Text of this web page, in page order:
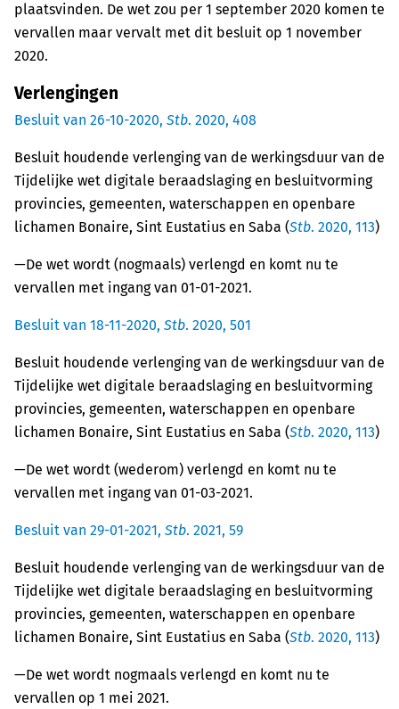
plaatsvinden. De wet zou per 1 september 2020 komen te
vervallen maar vervalt met dit besluit op 1 november
2020.
Verlengingen
Besluit van 26-10-2020, Stb. 2020, 408
Besluit houdende verlenging van de werkingsduur van de
Tijdelijke wet digitale beraadslaging en besluitvorming
provincies, gemeenten, waterschappen en openbare
lichamen Bonaire, Sint Eustatius en Saba (Stb. 2020, 113)
—De wet wordt (nogmaals) verlengd en komt nu te
vervallen met ingang van 01-01-2021.
Besluit van 18-11-2020, Stb. 2020, 501
Besluit houdende verlenging van de werkingsduur van de
Tijdelijke wet digitale beraadslaging en besluitvorming
provincies, gemeenten, waterschappen en openbare
lichamen Bonaire, Sint Eustatius en Saba (Stb. 2020, 113)
—De wet wordt (wederom) verlengd en komt nu te
vervallen met ingang van 01-03-2021.
Besluit van 29-01-2021, Stb. 2021, 59
Besluit houdende verlenging van de werkingsduur van de
Tijdelijke wet digitale beraadslaging en besluitvorming
provincies, gemeenten, waterschappen en openbare
lichamen Bonaire, Sint Eustatius en Saba (Stb. 2020, 113)
—De wet wordt nogmaals verlengd en komt nu te
vervallen op 1 mei 2021.